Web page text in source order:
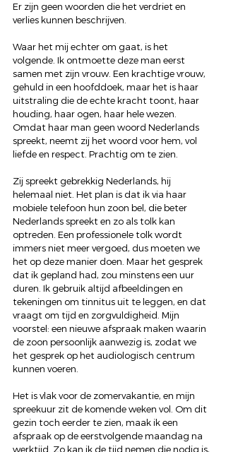
Er zijn geen woorden die het verdriet en
verlies kunnen beschrijven.
Waar het mij echter om gaat, is het
volgende. Ik ontmoette deze man eerst
samen met zijn vrouw. Een krachtige vrouw,
gehuld in een hoofddoek, maar het is haar
uitstraling die de echte kracht toont, haar
houding, haar ogen, haar hele wezen.
Omdat haar man geen woord Nederlands
spreekt, neemt zij het woord voor hem, vol
liefde en respect. Prachtig om te zien.
Zij spreekt gebrekkig Nederlands, hij
helemaal niet. Het plan is dat ik via haar
mobiele telefoon hun zoon bel, die beter
Nederlands spreekt en zo als tolk kan
optreden. Een professionele tolk wordt
immers niet meer vergoed, dus moeten we
het op deze manier doen. Maar het gesprek
dat ik gepland had, zou minstens een uur
duren. Ik gebruik altijd afbeeldingen en
tekeningen om tinnitus uit te leggen, en dat
vraagt om tijd en zorgvuldigheid. Mijn
voorstel: een nieuwe afspraak maken waarin
de zoon persoonlijk aanwezig is, zodat we
het gesprek op het audiologisch centrum
kunnen voeren.
Het is vlak voor de zomervakantie, en mijn
spreekuur zit de komende weken vol. Om dit
gezin toch eerder te zien, maak ik een
afspraak op de eerstvolgende maandag na
werktijd. Zo kan ik de tijd nemen die nodig is,